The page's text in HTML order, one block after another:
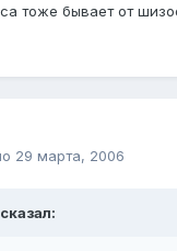
тоже бывает от
29 марта, 2006